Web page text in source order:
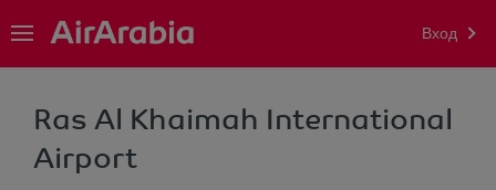
Вход
Ras Al Khaimah International
Airport